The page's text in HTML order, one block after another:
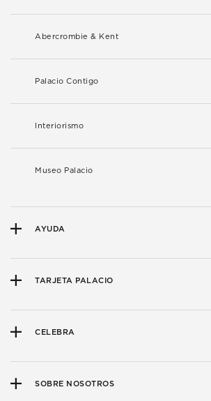
Abercrombie & Kent
Palacio Contigo
Interiorismo
Museo Palacio
AYUDA
TARJETA PALACIO
CELEBRA
SOBRE NOSOTROS